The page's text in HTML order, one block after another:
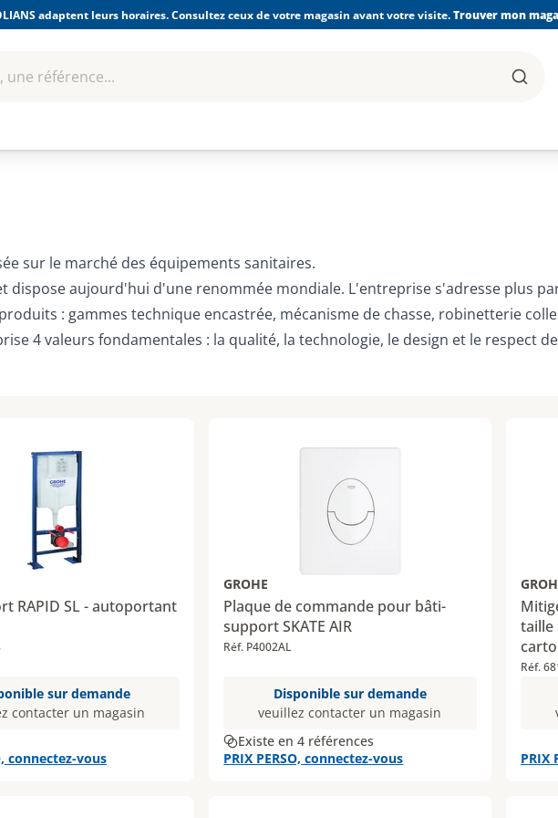
adaptent leurs horaires. Consultez ceux de votre magasin avant votre visite.Trouver mon
référence...
sur le marché des équipements sanitaires.
dispose aujourd'hui d'une renommée mondiale. L'entreprise s'adresse plus
: gammes technique encastrée, mécanisme de chasse, robinetterie
4 valeurs fondamentales : la qualité, la technologie, le design et le respect
RAPID SL - autoportant
sur demande
contacter un magasin
connectez-vous
GROHE
Plaque de commande pour bâti-
support SKATE AIR
Réf. P4002AL
Disponible sur demande
veuillez contacter un magasin
Existe en 4 références
PRIX PERSO, connectez-vous
taille
Réf.
PRIX